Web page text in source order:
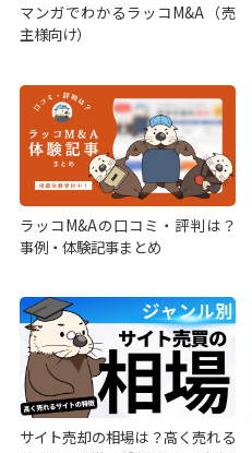
マンガでわかるラッコM&A（売
主様向け）
ラッコM&Aの口コミ・評判は？
事例・体験記事まとめ
サイト売却の相場は？高く売れる